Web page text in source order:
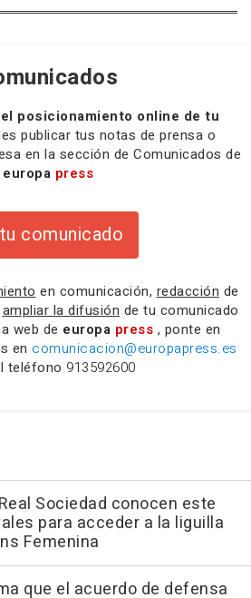
posicionamiento online de tu
publicar tus notas de prensa o
en la sección de Comunicados de
europa press
comunicado
en comunicación, redacción de
ampliar la difusión de tu comunicado
web de europa press , ponte en
en comunicacion@europapress.es
teléfono 913592600
Sociedad conocen este
para acceder a la liguilla
Femenina
que el acuerdo de defensa